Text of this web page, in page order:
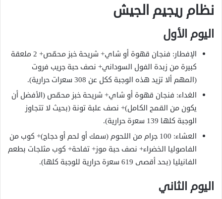
نظام ريجيم الجيش
اليوم الأول
الإفطار: فنجان قهوة أو شاي+ شريحة خبز محمّص+ 2 ملعقة
كبيرة من زبدة الفول السوداني+ نصف حبة جريب فروت
(المهم ألا تزيد هذه الوجبة ككل عن 308 سعرات حرارية).
الغداء: فنجان قهوة أو شاي+ شريحة خبز محمّص (الأفضل أن
يكون من القمح الكامل)+ نصف علبة تونة (بحيث لا تتجاوز
الوجبة كلها 139 سعرة حرارية).
العشاء: 100 جرام من اللحوم (سمك أو لحم أو دجاج)+ كوب من
الفاصوليا الخضراء+ نصف حبة موز+ تفاحة+ كوب مثلجات بطعم
الفانيليا (بحد أقصى 619 سعرة حرارية للوجبة كلها).
اليوم الثاني